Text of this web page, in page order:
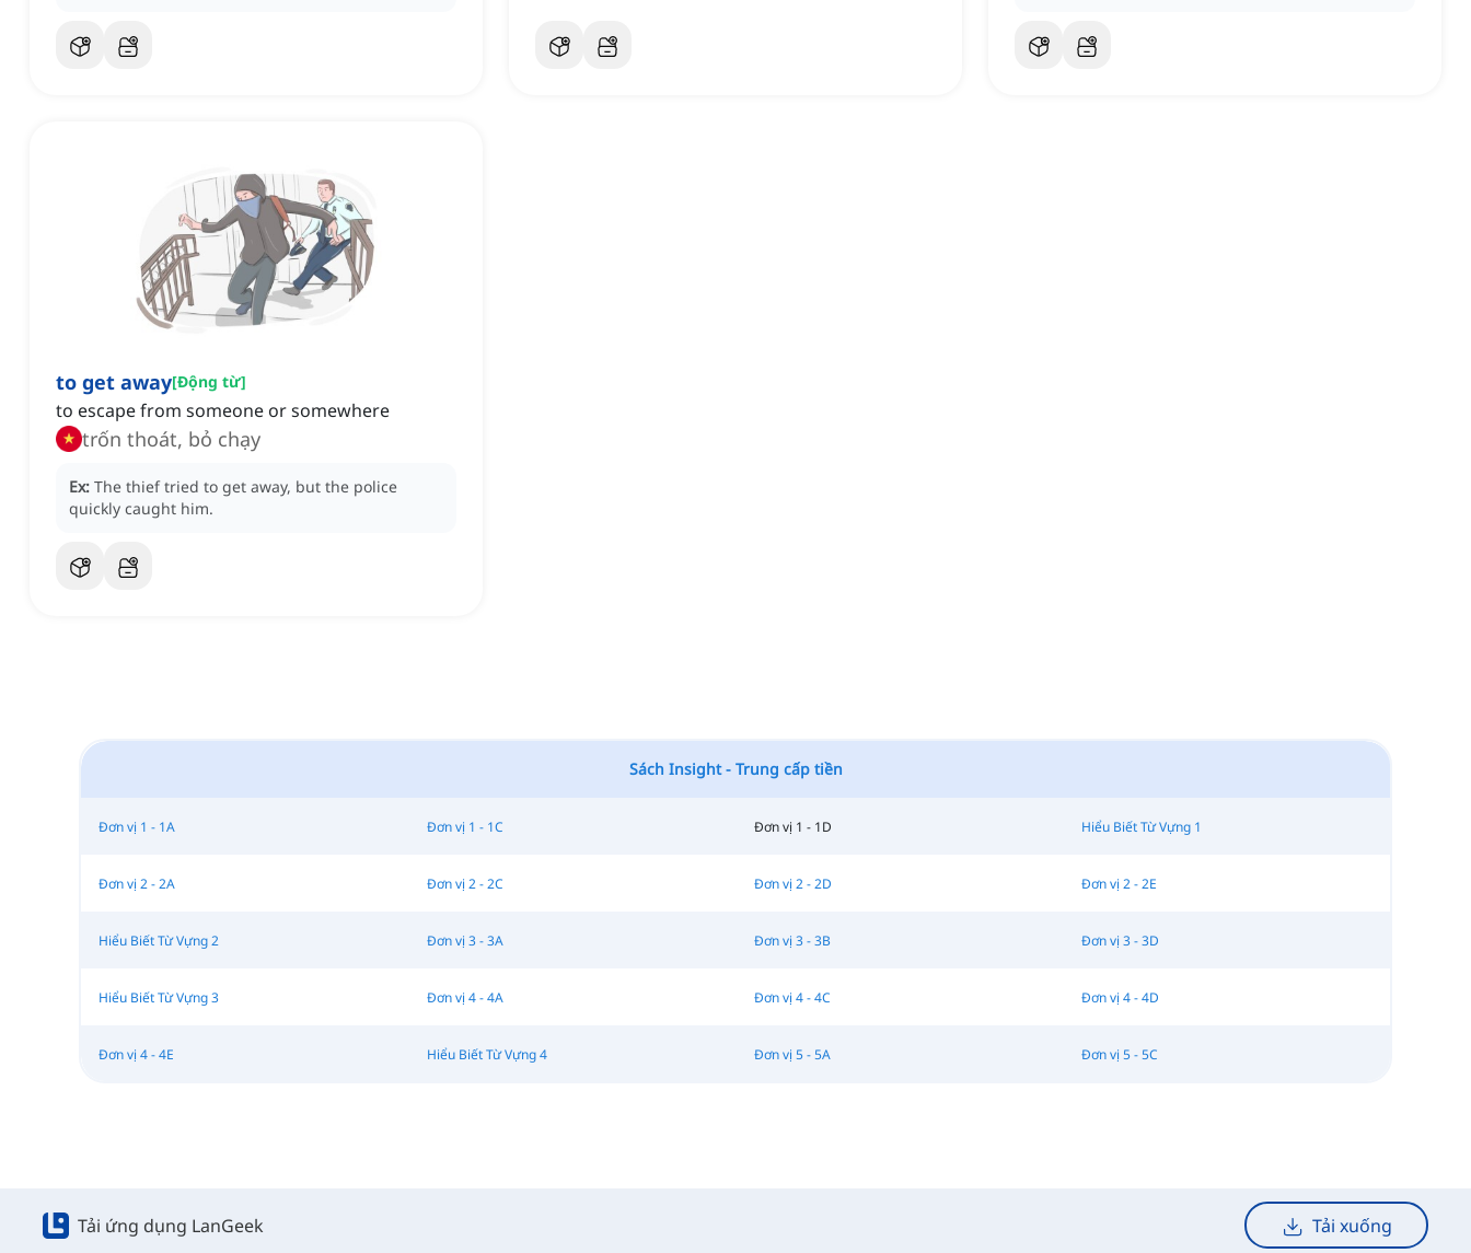
to get away[Động từ]
to escape from someone or somewhere
trốn thoát, bỏ chạy
Ex: The thief tried to get away, but the police
quickly caught him.
Sách Insight - Trung cấp tiền
Đơn vị 1 - 1A Đơn vị 1 - 1C Đơn vị 1 - 1D Hiểu Biết Từ Vựng 1
Đơn vị 2 - 2A Đơn vị 2 - 2C Đơn vị 2 - 2D Đơn vị 2 - 2E
Hiểu Biết Từ Vựng 2 Đơn vị 3 - 3A Đơn vị 3 - 3B Đơn vị 3 - 3D
Hiểu Biết Từ Vựng 3 Đơn vị 4 - 4A Đơn vị 4 - 4C Đơn vị 4 - 4D
Đơn vị 4 - 4E Hiểu Biết Từ Vựng 4 Đơn vị 5 - 5A Đơn vị 5 - 5C
Tải ứng dụng LanGeek Tải xuống